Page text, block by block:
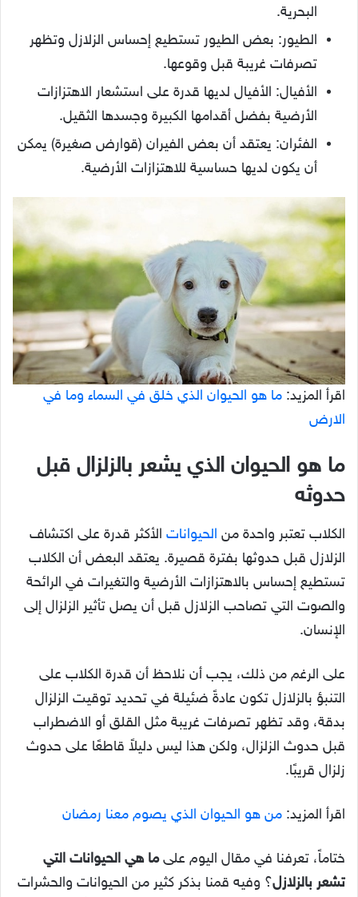
البحرية.
الطيور: بعض الطيور تستطيع إحساس الزلازل وتظهر
تصرفات غريبة قبل وقوعها.
الأفيال: الأفيال لديها قدرة على استشعار الاهتزازات
الأرضية بفضل أقدامها الكبيرة وجسدها الثقيل.
الفئران: يعتقد أن بعض الفيران (قوارض صغيرة) يمكن
أن يكون لديها حساسية للاهتزازات الأرضية.
اقرأ المزيد: ما هو الحيوان الذي خلق في السماء وما في
الارض
ما هو الحيوان الذي يشعر بالزلزال قبل
حدوثه
الكلاب تعتبر واحدة من الحيوانات الأكثر قدرة على اكتشاف
الزلازل قبل حدوثها بفترة قصيرة. يعتقد البعض أن الكلاب
تستطيع إحساس بالاهتزازات الأرضية والتغيرات في الرائحة
والصوت التي تصاحب الزلازل قبل أن يصل تأثير الزلزال إلى
الإنسان.
على الرغم من ذلك، يجب أن نلاحظ أن قدرة الكلاب على
التنبؤ بالزلازل تكون عادةً ضئيلة في تحديد توقيت الزلزال
بدقة، وقد تظهر تصرفات غريبة مثل القلق أو الاضطراب
قبل حدوث الزلزال، ولكن هذا ليس دليلاً قاطعًا على حدوث
زلزال قريبًا.
اقرأ المزيد: من هو الحيوان الذي يصوم معنا رمضان
ختاماً، تعرفنا في مقال اليوم علىما هي الحيوانات التي
تشعر بالزلازل؟ وفيه قمنا بذكر كثير من الحيوانات والحشرات